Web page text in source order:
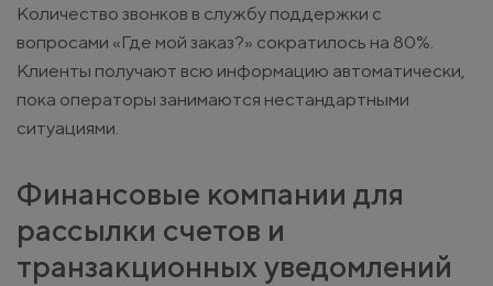
Количество звонков в службу поддержки с
вопросами «Где мой заказ?» сократилось на 80%.
Клиенты получают всю информацию автоматически,
пока операторы занимаются нестандартными
ситуациями.
Финансовые компании для
рассылки счетов и
транзакционных уведомлений